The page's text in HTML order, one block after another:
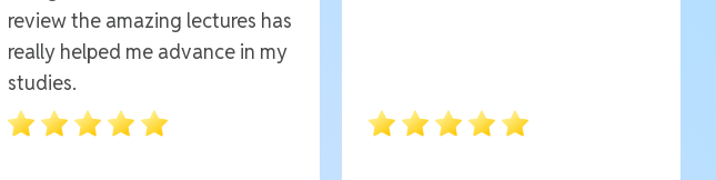
review the amazing lectures has
really helped me advance in my
studies.